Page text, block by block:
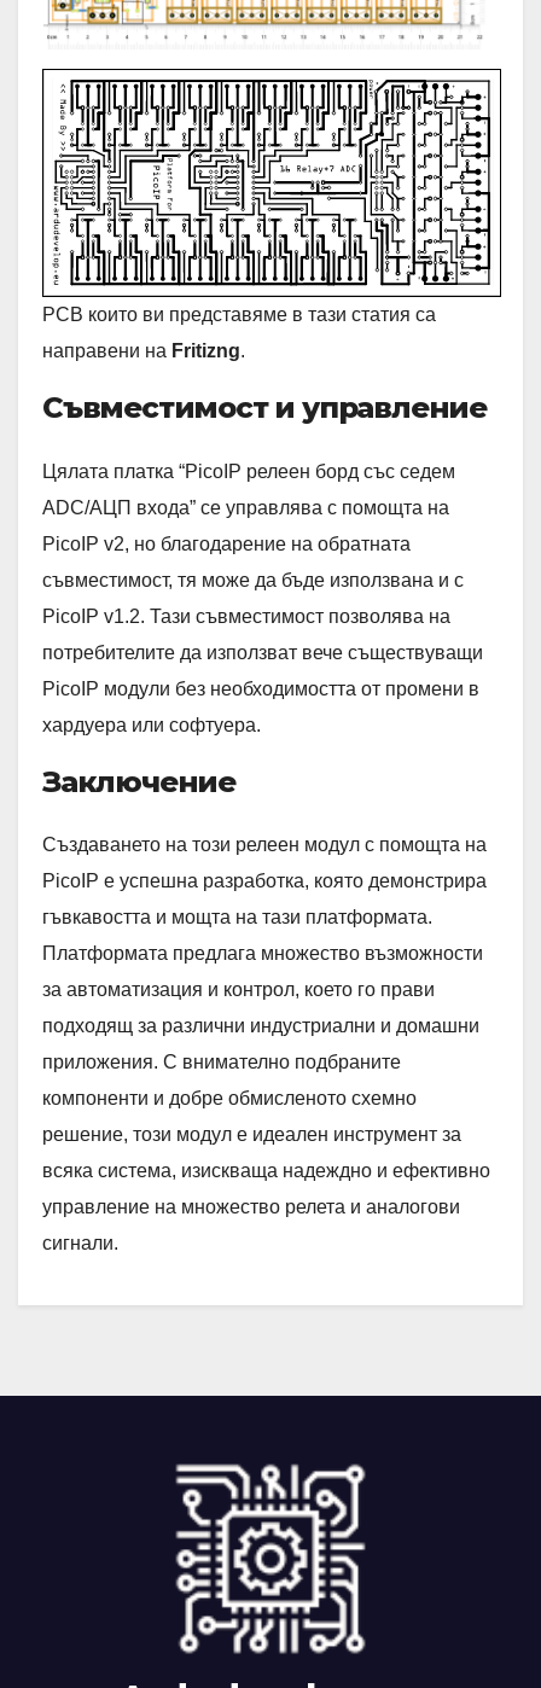
PCB които ви представяме в тази статия са
направени на Fritizng.
Съвместимост и управление
Цялата платка “PicoIP релеен борд със седем
ADC/АЦП входа” се управлява с помощта на
PicoIP v2, но благодарение на обратната
съвместимост, тя може да бъде използвана и с
PicoIP v1.2. Тази съвместимост позволява на
потребителите да използват вече съществуващи
PicoIP модули без необходимостта от промени в
хардуера или софтуера.
Заключение
Създаването на този релеен модул с помощта на
PicoIP е успешна разработка, която демонстрира
гъвкавостта и мощта на тази платформата.
Платформата предлага множество възможности
за автоматизация и контрол, което го прави
подходящ за различни индустриални и домашни
приложения. С внимателно подбраните
компоненти и добре обмисленото схемно
решение, този модул е идеален инструмент за
всяка система, изискваща надеждно и ефективно
управление на множество релета и аналогови
сигнали.